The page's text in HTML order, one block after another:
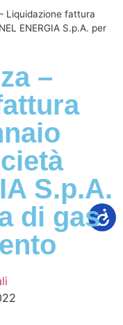
Liquidazione fattura
ENERGIA S.p.A. per
–
S.p.A.
di gas